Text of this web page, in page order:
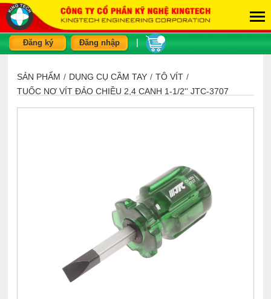
Đăng ký Đăng nhập
SẢN PHẨM / DỤNG CỤ CẦM TAY / TÔ VÍT /
TUỐC NƠ VÍT ĐẢO CHIỀU 2,4 CẠNH 1-1/2'' JTC-3707